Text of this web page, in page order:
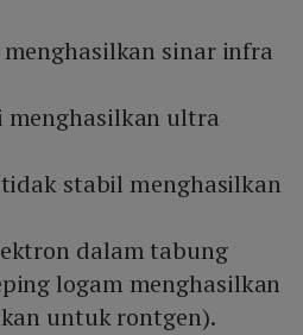
sinar infra
ultra
stabil menghasilkan
dalam tabung
logam menghasilkan
untuk rontgen).